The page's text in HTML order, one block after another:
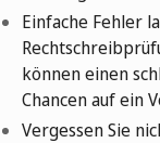
Einfache Fehler
können einen
Chancen auf ein
Vergessen Sie